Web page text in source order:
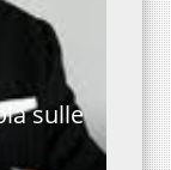
sulle